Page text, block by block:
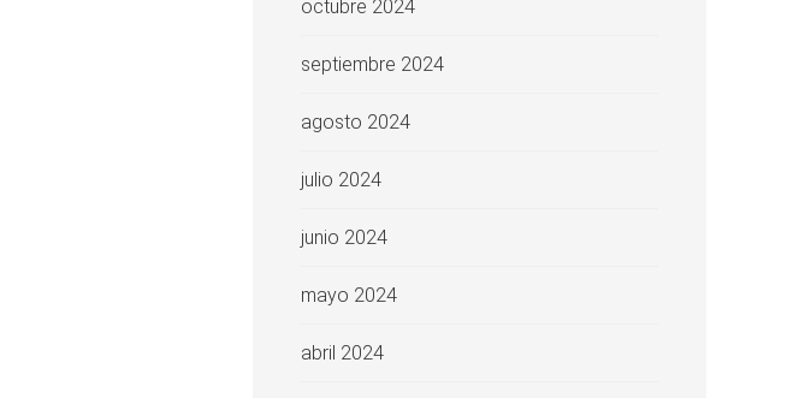
octubre 2024
septiembre 2024
agosto 2024
julio 2024
junio 2024
mayo 2024
abril 2024